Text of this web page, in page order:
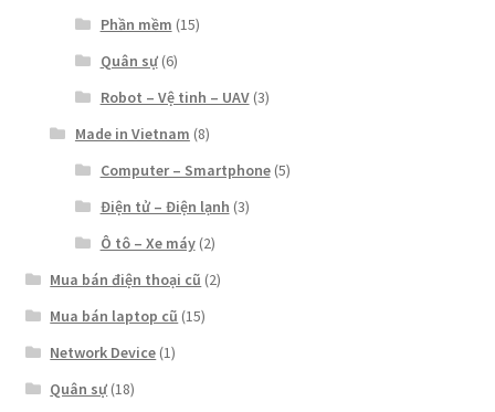
Phần mềm (15)
Quân sự(6)
Robot – Vệ tinh – UAV(3)
Made in Vietnam (8)
Computer – Smartphone(5)
Điện tử – Điện lạnh (3)
Ô tô – Xe máy(2)
Mua bán điện thoại cũ (2)
Mua bán laptop cũ (15)
Network Device (1)
Quân sự (18)